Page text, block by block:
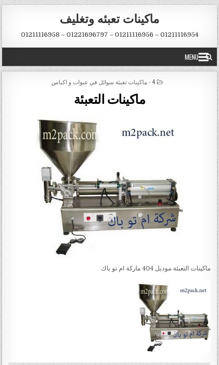
Skip to content
ماكينات تعبئه وتغليف
01211116954 – 01211116956 – 01221696797 – 01211116958
MENU
POSTED IN
4 - ماكينات تعبئة سوائل في عبوات و اكياس
ماكينات التعبئة
ماكينات التعبئة موديل 404 ماركة ام تو باك